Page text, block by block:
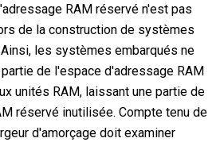
RAM réservé n'est pas
de la construction de systèmes
les systèmes embarqués ne
de l'espace d'adressage RAM
unités RAM, laissant une partie de
réservé inutilisée. Compte tenu de
d'amorçage doit examiner